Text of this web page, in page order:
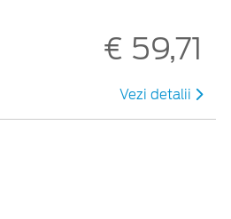
€ 59,71
Vezi detalii